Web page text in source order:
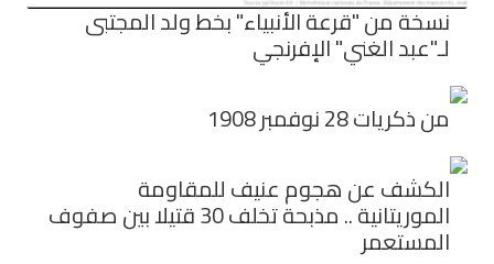
نسخة من "قرعة الأنبياء" بخط ولد المجتبى
لـ"عبد الغني" الإفرنجي
من ذكريات 28 نوفمبر 1908
الكشف عن هجوم عنيف للمقاومة
الموريتانية .. مذبحة تخلف 30 قتيلا بين صفوف
المستعمر